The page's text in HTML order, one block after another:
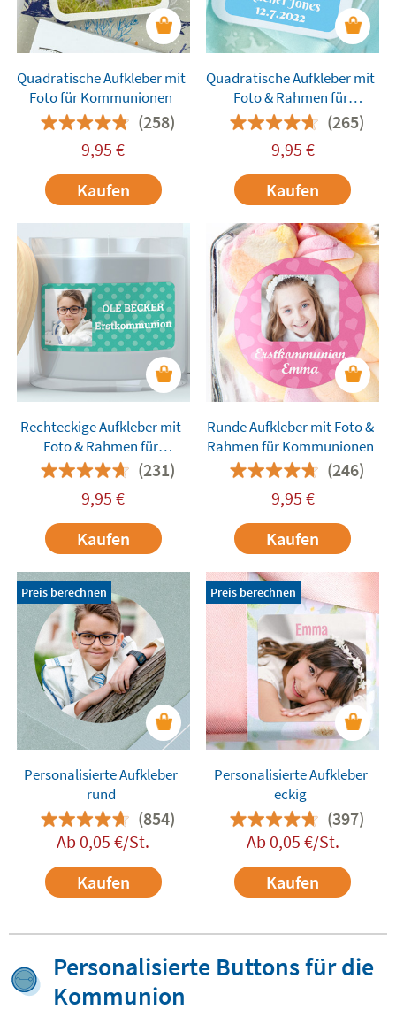
Quadratische Aufkleber mit
Foto für Kommunionen
(258)
9,95 €
Kaufen
Quadratische Aufkleber mit
Foto & Rahmen für
Kommunionen(265)
9,95 €
Kaufen
Rechteckige Aufkleber mit
Foto & Rahmen für
Kommunionen(231)
9,95 €
Kaufen
Runde Aufkleber mit Foto &
Rahmen für Kommunionen
(246)
9,95 €
Kaufen
Preis berechnen
Personalisierte Aufkleber
rund
(854)
Ab0,05 €/St.
Kaufen
Preis berechnen
Personalisierte Aufkleber
eckig
(397)
Ab 0,05 €/St.
Kaufen
Personalisierte Buttons für die
Kommunion